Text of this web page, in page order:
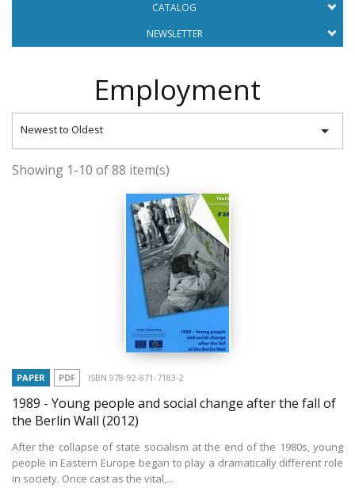
CATALOG
NEWSLETTER
Employment
Newest to Oldest 
Showing 1-10 of 88 item(s)
PAPER PDF ISBN 978-92-871-7183-2
1989 - Young people and social change after the fall of
the Berlin Wall (2012)
After the collapse of state socialism at the end of the 1980s, young
people in Eastern Europe began to play a dramatically different role
in society. Once cast as the vital,...